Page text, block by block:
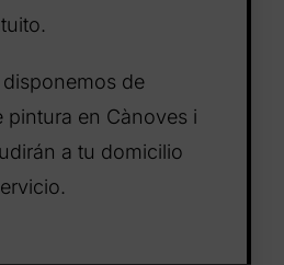
disponemos de
pintura en Cànoves i
a tu domicilio